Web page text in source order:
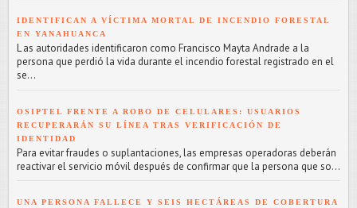
IDENTIFICAN A VÍCTIMA MORTAL DE INCENDIO FORESTAL
EN YANAHUANCA
L as autoridades identificaron como Francisco Mayta Andrade a la
persona que perdió la vida durante el incendio forestal registrado en el
se...
OSIPTEL FRENTE A ROBO DE CELULARES: USUARIOS
RECUPERARÁN SU LÍNEA TRAS VERIFICACIÓN DE
IDENTIDAD
Para evitar fraudes o suplantaciones, las empresas operadoras deberán
reactivar el servicio móvil después de confirmar que la persona que so...
UNA PERSONA FALLECE Y SEIS HECTÁREAS DE COBERTURA